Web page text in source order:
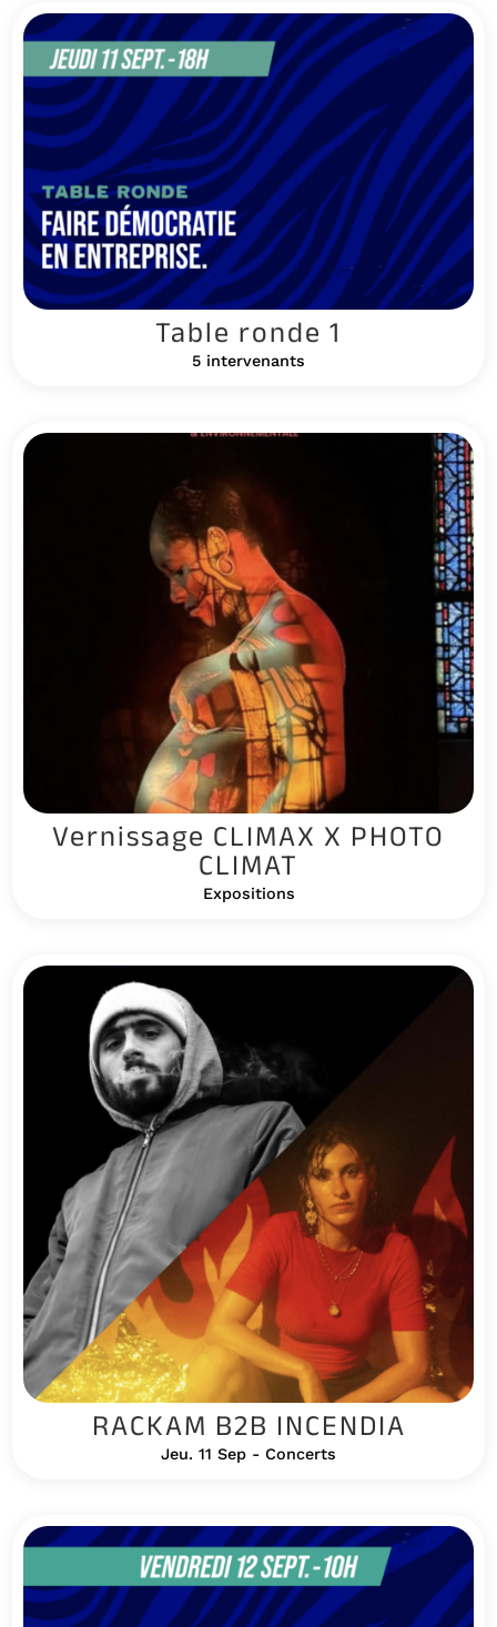
Table ronde 1
5 intervenants
Vernissage CLIMAX X PHOTO
CLIMAT
Expositions
RACKAM B2B INCENDIA
Jeu. 11 Sep - Concerts